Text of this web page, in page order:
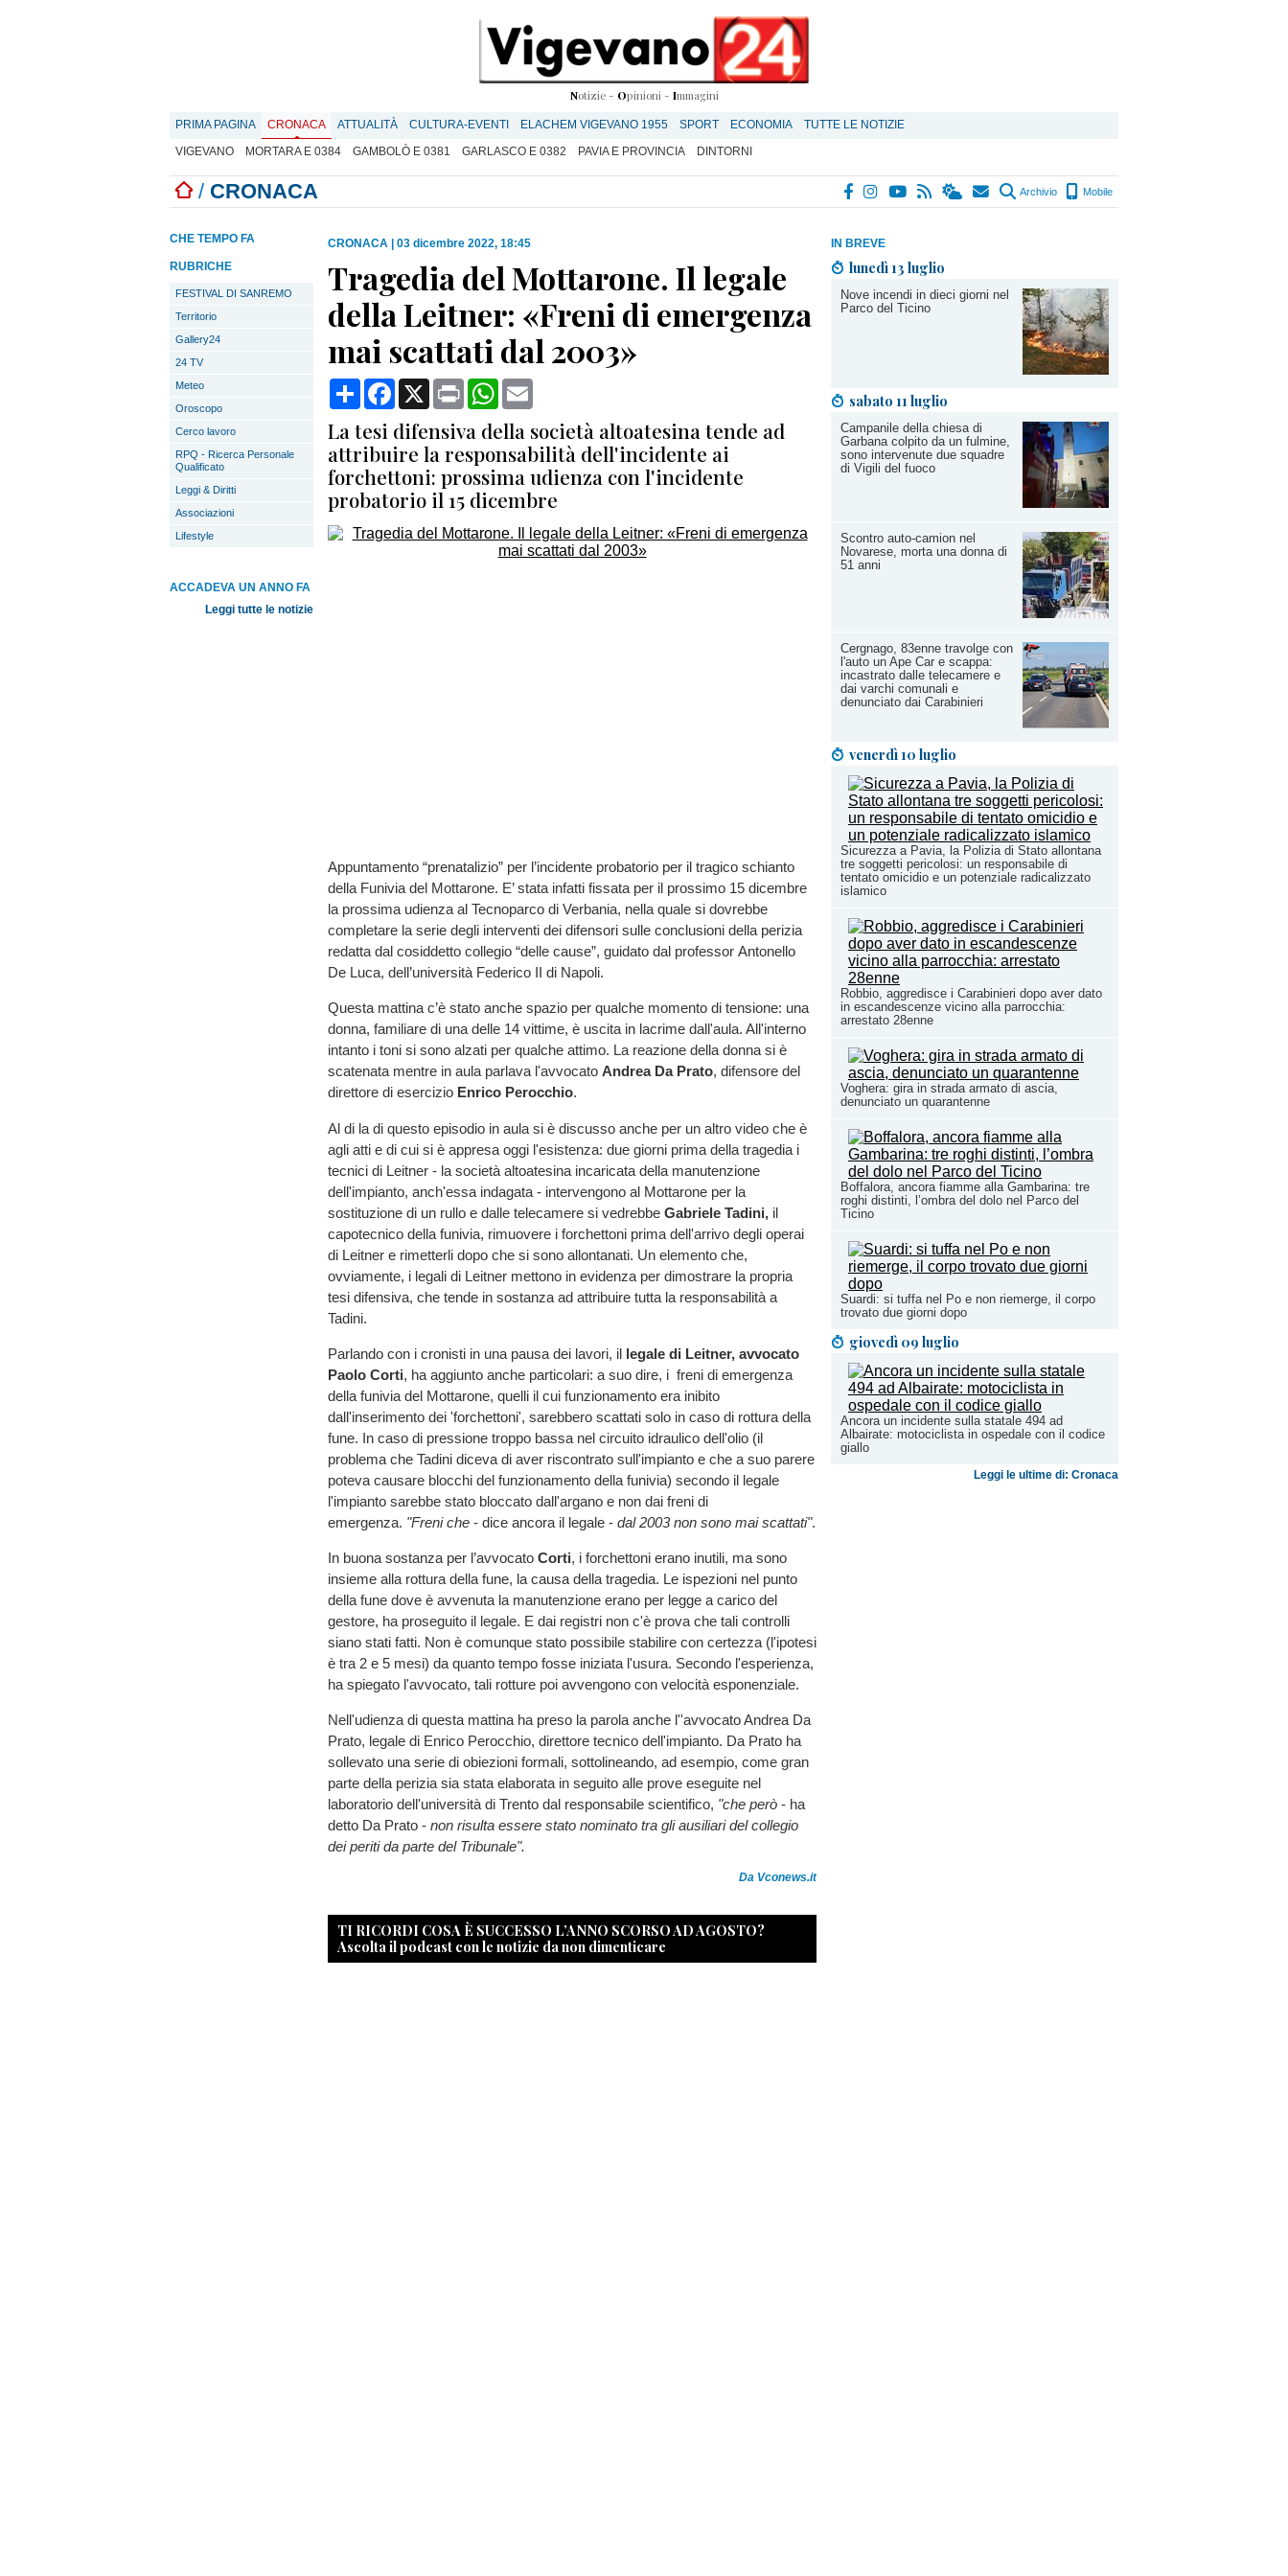
Notizie - Opinioni - Immagini
PRIMA PAGINA CRONACA ATTUALITÀ CULTURA-EVENTI ELACHEM VIGEVANO 1955 SPORT ECONOMIA
TUTTE LE NOTIZIE
VIGEVANO
MORTARA E 0384 GAMBOLÒ E 0381 GARLASCO E 0382 PAVIA E PROVINCIA DINTORNI
/ CRONACA Archivio Mobile
IN BREVE
lunedì 13 luglio
Nove incendi in dieci giorni nel
Parco del Ticino
sabato 11 luglio
Campanile della chiesa di
Garbana colpito da un fulmine,
sono intervenute due squadre
di Vigili del fuoco
Scontro auto-camion nel
Novarese, morta una donna di
51 anni
Cergnago, 83enne travolge con
l'auto un Ape Car e scappa:
incastrato dalle telecamere e
dai varchi comunali e
denunciato dai Carabinieri
venerdì 10 luglio
Sicurezza a Pavia, la Polizia di Stato allontana
tre soggetti pericolosi: un responsabile di
tentato omicidio e un potenziale radicalizzato
islamico
Robbio, aggredisce i Carabinieri dopo aver dato
in escandescenze vicino alla parrocchia:
arrestato 28enne
Voghera: gira in strada armato di ascia,
denunciato un quarantenne
Boffalora, ancora fiamme alla Gambarina: tre
roghi distinti, l’ombra del dolo nel Parco del
Ticino
Suardi: si tuffa nel Po e non riemerge, il corpo
trovato due giorni dopo
giovedì 09 luglio
Ancora un incidente sulla statale 494 ad
Albairate: motociclista in ospedale con il codice
giallo
Leggi le ultime di: Cronaca
CHE TEMPO FA
RUBRICHE
FESTIVAL DI SANREMO
Territorio
Gallery24
24 TV
Meteo
Oroscopo
Cerco lavoro
RPQ - Ricerca Personale
Qualificato
Leggi & Diritti
Associazioni
Lifestyle
ACCADEVA UN ANNO FA
Leggi tutte le notizie
CRONACA 03 dicembre 2022, 18:45
Tragedia del Mottarone. Il legale
della Leitner: «Freni di emergenza
mai scattati dal 2003»
CondividiFacebook
X Print WhatsApp
La tesi difensiva della società altoatesina tende ad
attribuire la responsabilità dell'incidente ai
forchettoni: prossima udienza con l'incidente
probatorio il 15 dicembre
Appuntamento “prenatalizio” per l’incidente probatorio per il tragico schianto
della Funivia del Mottarone. E’ stata infatti fissata per il prossimo 15 dicembre
la prossima udienza al Tecnoparco di Verbania, nella quale si dovrebbe
completare la serie degli interventi dei difensori sulle conclusioni della perizia
redatta dal cosiddetto collegio “delle cause”, guidato dal professor Antonello
De Luca, dell’università Federico II di Napoli.
Questa mattina c’è stato anche spazio per qualche momento di tensione: una
donna, familiare di una delle 14 vittime, è uscita in lacrime dall'aula. All'interno
intanto i toni si sono alzati per qualche attimo. La reazione della donna si è
scatenata mentre in aula parlava l'avvocato Andrea Da Prato, difensore del
direttore di esercizio Enrico Perocchio.
Al di la di questo episodio in aula si è discusso anche per un altro video che è
agli atti e di cui si è appresa oggi l'esistenza: due giorni prima della tragedia i
tecnici di Leitner - la società altoatesina incaricata della manutenzione
dell'impianto, anch'essa indagata - intervengono al Mottarone per la
sostituzione di un rullo e dalle telecamere si vedrebbe Gabriele Tadini, il
capotecnico della funivia, rimuovere i forchettoni prima dell'arrivo degli operai
di Leitner e rimetterli dopo che si sono allontanati. Un elemento che,
ovviamente, i legali di Leitner mettono in evidenza per dimostrare la propria
tesi difensiva, che tende in sostanza ad attribuire tutta la responsabilità a
Tadini.
Parlando con i cronisti in una pausa dei lavori, il legale di Leitner, avvocato
Paolo Corti, ha aggiunto anche particolari: a suo dire, i freni di emergenza
della funivia del Mottarone, quelli il cui funzionamento era inibito
dall'inserimento dei 'forchettoni', sarebbero scattati solo in caso di rottura della
fune. In caso di pressione troppo bassa nel circuito idraulico dell'olio (il
problema che Tadini diceva di aver riscontrato sull'impianto e che a suo parere
poteva causare blocchi del funzionamento della funivia) secondo il legale
l'impianto sarebbe stato bloccato dall'argano e non dai freni di
emergenza. "Freni che - dice ancora il legale - dal 2003 non sono mai scattati".
In buona sostanza per l’avvocato Corti, i forchettoni erano inutili, ma sono
insieme alla rottura della fune, la causa della tragedia. Le ispezioni nel punto
della fune dove è avvenuta la manutenzione erano per legge a carico del
gestore, ha proseguito il legale. E dai registri non c'è prova che tali controlli
siano stati fatti. Non è comunque stato possibile stabilire con certezza (l'ipotesi
è tra 2 e 5 mesi) da quanto tempo fosse iniziata l'usura. Secondo l'esperienza,
ha spiegato l'avvocato, tali rotture poi avvengono con velocità esponenziale.
Nell'udienza di questa mattina ha preso la parola anche l''avvocato Andrea Da
Prato, legale di Enrico Perocchio, direttore tecnico dell'impianto. Da Prato ha
sollevato una serie di obiezioni formali, sottolineando, ad esempio, come gran
parte della perizia sia stata elaborata in seguito alle prove eseguite nel
laboratorio dell'università di Trento dal responsabile scientifico, "che però - ha
detto Da Prato - non risulta essere stato nominato tra gli ausiliari del collegio
dei periti da parte del Tribunale".
Da Vconews.it
TI RICORDI COSA È SUCCESSO L’ANNO SCORSO AD AGOSTO?
Ascolta il podcast con le notizie da non dimenticare